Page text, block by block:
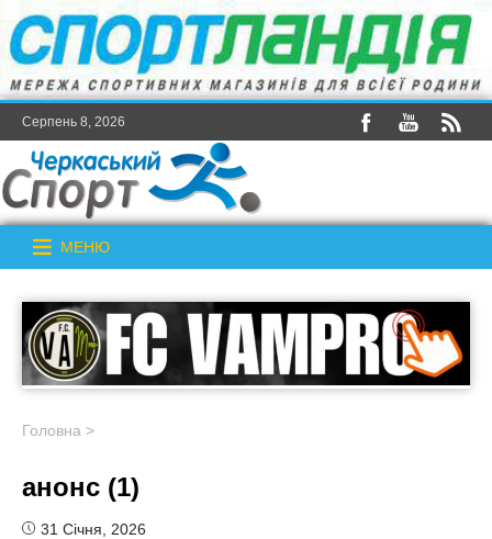
Серпень 8, 2026
МЕНЮ
Головна >
анонс (1)
31 Січня, 2026